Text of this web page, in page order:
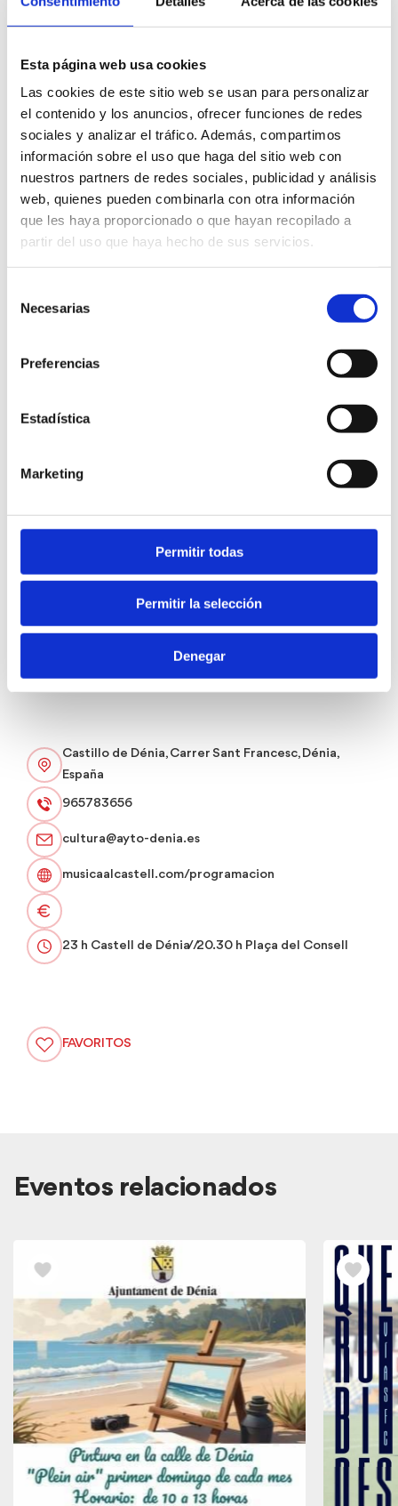
Esta página web usa cookies
Las cookies de este sitio web se usan para personalizar
el contenido y los anuncios, ofrecer funciones de redes
sociales y analizar el tráfico. Además, compartimos
información sobre el uso que haga del sitio web con
nuestros partners de redes sociales, publicidad y análisis
web, quienes pueden combinarla con otra información
que les haya proporcionado o que hayan recopilado a
partir del uso que haya hecho de sus servicios.
Necesarias
Preferencias
Estadística
Marketing
Permitir todas
Permitir la selección
Denegar
FAVORITOS
Más información
Castillo de Dénia, Carrer Sant Francesc, Dénia,
España
965783656
cultura@ayto-denia.es
musicaalcastell.com/programacion
23 h Castell de Dénia // 20.30 h Plaça del Consell
Eventos relacionados
Ver